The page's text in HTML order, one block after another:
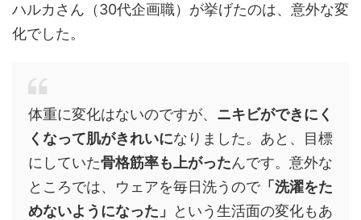
ハルカさん（30代企画職）が挙げたのは、意外な変
化でした。
体重に変化はないのですが、 ニキビができにく
くなって肌がきれいになりました。あと、目標
にしていた骨格筋率も上がったんです。意外な
ところでは、ウェアを毎日洗うので「洗濯をた
めないようになった」
という生活面の変化もあ